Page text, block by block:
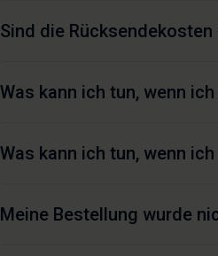
Sind die
Was kann ich tun, wenn
Was kann ich tun, wenn
Meine Bestellung wurde